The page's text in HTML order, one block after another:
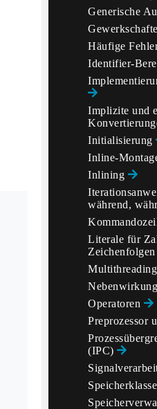
Generische
Häufige
Identifier-
Implizite und
Initialisierung
Inline-
Inlining
während,
Literale für
Zeichenfolgen
Multithreading
Operatoren
Preprozessor
(IPC)